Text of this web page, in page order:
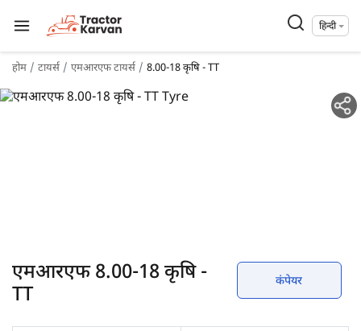
हिन्दी
होम टायर्स एमआरएफ टायर्स 8.00-18 कृषि - TT
एमआरएफ 8.00-18 कृषि -
TT
कंपेयर